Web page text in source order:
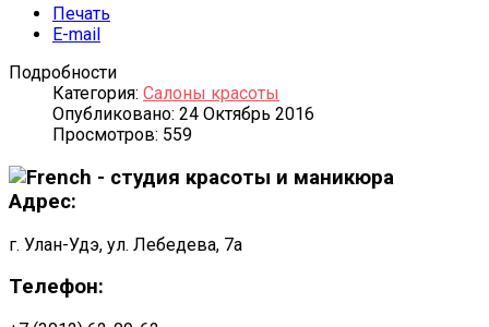
Печать
E-mail
Подробности
Категория: Салоны красоты
Опубликовано: 24 Октябрь 2016
Просмотров: 559
Адрес:
г. Улан-Удэ, ул. Лебедева, 7а
Телефон: